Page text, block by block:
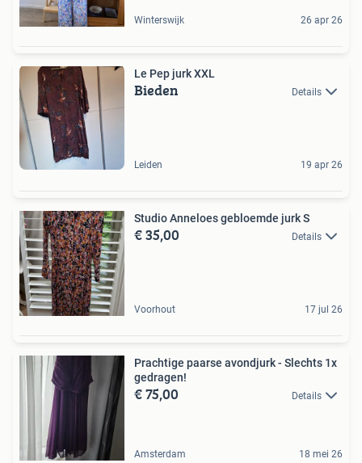
Winterswijk 26 apr 26
Le Pep jurk XXL
Bieden Details
Leiden 19 apr 26
Studio Anneloes gebloemde jurk S
€ 35,00 Details
Voorhout 17 jul 26
Prachtige paarse avondjurk - Slechts 1x
gedragen!
€ 75,00 Details
Amsterdam 18 mei 26